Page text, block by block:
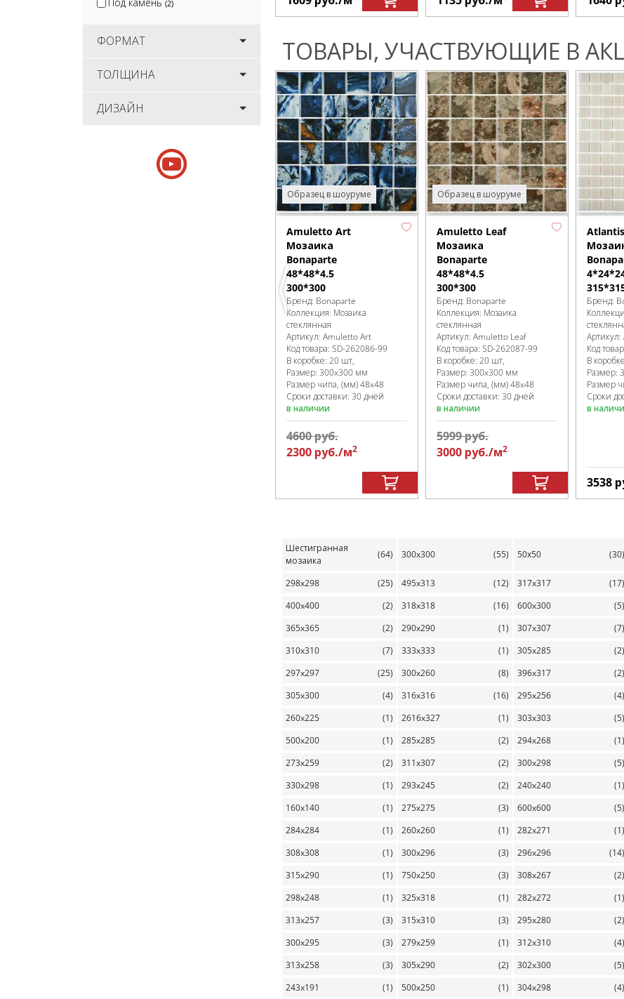
(2)
ФОРМАТ
ТОЛЩИНА
ДИЗАЙН
ТОВАРЫ, УЧАСТВУЮЩИЕ В
Образец в шоуруме
Amuletto Art
Мозаика
Bonaparte
48*48*4.5
300*300
Бренд: Bonaparte
Коллекция: Мозаика
стеклянная
Артикул: Amuletto Art
Код товара: SD-262086-99
В коробке: 20 шт,
Размер: 300x300 мм
Размер чипа, (мм)48x48
Сроки доставки: 30 дней
в наличии
4600руб.
2300 руб./м2
Образец в шоуруме
Amuletto Leaf
Мозаика
Bonaparte
48*48*4.5
300*300
Бренд: Bonaparte
Коллекция: Мозаика
стеклянная
Артикул: Amuletto Leaf
Код товара: SD-262087-99
В коробке: 20 шт,
Размер: 300x300 мм
Размер чипа, (мм)48x48
Сроки доставки: 30 дней
в наличии
5999руб.
3000 руб./м2
Бренд:
Артикул:
Код
В коробке
Размер:
Размер
Сроки
в
3538
Шестигранная
мозаика
(64) 300x300 (55) 50х50 (30)
298x298 (25) 495x313 (12) 317x317 (17)
400x400
(2) 318x318 (16) 600x300 (5)
365x365
(2) 290x290 (1) 307x307 (7)
310x310
(7) 333x333 (1) 305x285 (2)
297x297
(25) 300x260 (8) 396x317 (2)
305x300
(4) 316x316 (16) 295x256 (4)
260x225
(1) 2616x327 (1) 303x303 (5)
500x200
(1) 285x285 (2) 294x268 (1)
273x259
(2) 311x307 (2) 300x298 (5)
330x298
(1) 293x245 (2) 240x240 (1)
160x140
(1) 275x275 (3) 600x600 (5)
284x284
(1) 260x260 (1) 282x271 (1)
308x308
(1) 300x296 (3) 296x296 (14)
315x290
(1) 750x250 (3) 308x267 (2)
298x248
(1) 325x318 (1) 282x272 (1)
313x257
(3) 315x310 (3) 295x280 (2)
300x295
(3) 279x259 (1) 312x310 (4)
313x258
(3) 305x290 (2) 302x300 (5)
243x191
(1) 500x250 (1) 304x298 (4)